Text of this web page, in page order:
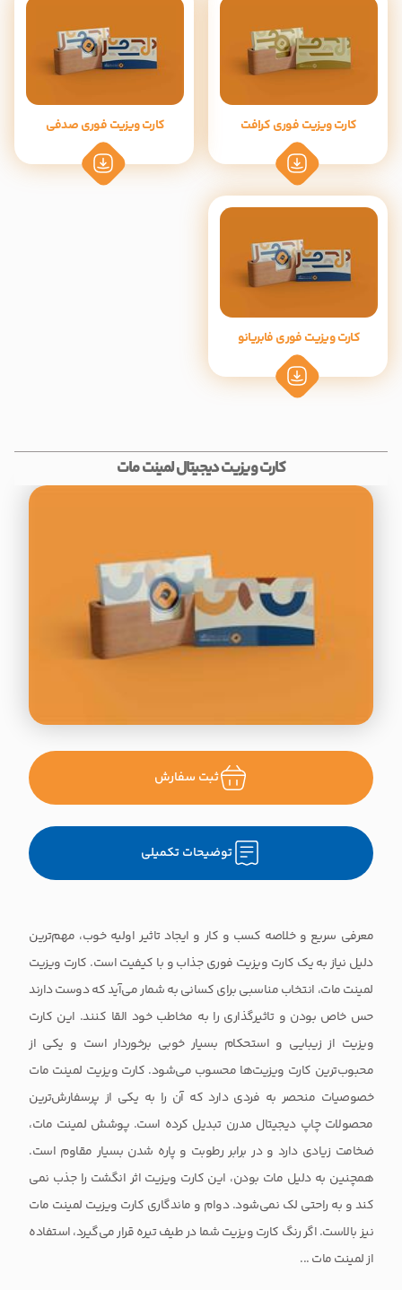
کارت ویزیت فوری کرافت کارت ویزیت فوری صدفی
کارت ویزیت فوری فابریانو
کارت ویزیت دیجیتال لمینت مات
معرفی سریع و خلاصه کسب و کار و ایجاد تاثیر اولیه خوب، مهم‌ترین
دلیل نیاز به یک کارت ویزیت فوری جذاب و با کیفیت است. کارت ویزیت
لمینت مات، انتخاب مناسبی برای کسانی به شمار می‌آید که دوست دارند
حس خاص بودن و تاثیرگذاری را به مخاطب خود القا کنند. این کارت
ویزیت از زیبایی و استحکام بسیار خوبی برخوردار است و یکی از
محبوب‌ترین کارت ویزیت‌ها محسوب می‌شود. کارت ویزیت لمینت مات
خصوصیات منحصر به فردی دارد که آن را به یکی از پرسفارش‌ترین
محصولات چاپ دیجیتال مدرن تبدیل کرده است. پوشش لمینت مات،
ضخامت زیادی دارد و در برابر رطوبت و پاره شدن بسیار مقاوم است.
همچنین به دلیل مات بودن، این کارت ویزیت اثر انگشت را جذب نمی
کند و به راحتی لک نمی‌شود. دوام و ماندگاری کارت ویزیت لمینت مات
نیز بالاست. اگر رنگ کارت ویزیت شما در طیف تیره قرار می‌گیرد، استفاده
از لمینت مات ...
ثبت سفارش
توضیحات تکمیلی